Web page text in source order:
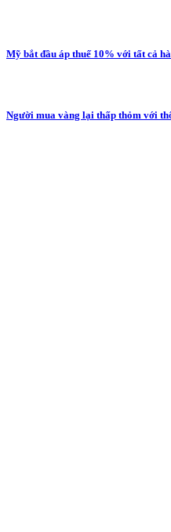
Mỹ bắt đầu áp thuế 10% với tất cả
Người mua vàng lại thấp thỏm với